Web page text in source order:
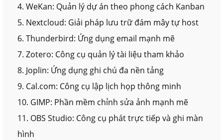
4. WeKan: Quản lý dự án theo phong cách Kanban
5. Nextcloud: Giải pháp lưu trữ đám mây tự host
6. Thunderbird: Ứng dụng email mạnh mẽ
7. Zotero: Công cụ quản lý tài liệu tham khảo
8. Joplin: Ứng dụng ghi chú đa nền tảng
9. Cal.com: Công cụ lập lịch họp thông minh
10. GIMP: Phần mềm chỉnh sửa ảnh mạnh mẽ
11. OBS Studio: Công cụ phát trực tiếp và ghi màn
hình